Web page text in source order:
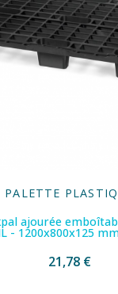
PALETTE
ajourée
- 1200x800x125
21,78 €